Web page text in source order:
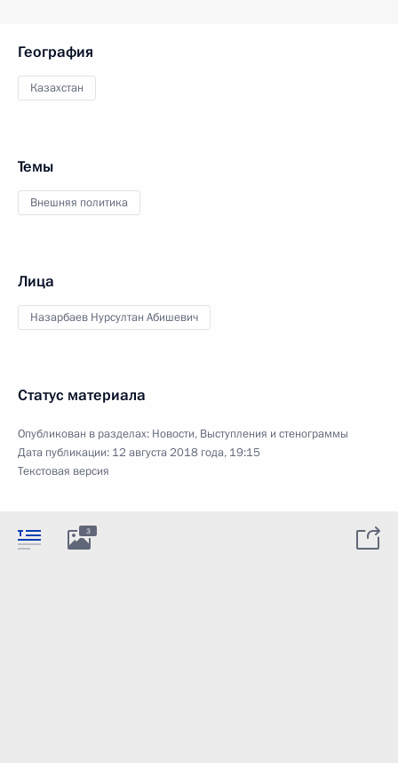
География
Казахстан
Темы
Внешняя политика
Лица
Назарбаев Нурсултан Абишевич
Статус материала
Опубликован в разделах: Новости, Выступления и стенограммы
Дата публикации: 12 августа 2018 года, 19:15
Текстовая версия
3